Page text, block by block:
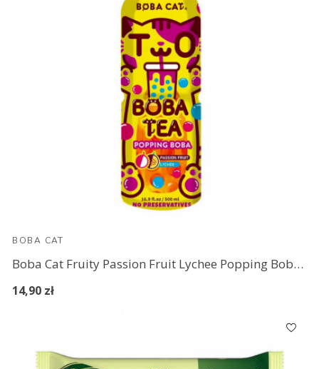
BOBA CAT
Boba Cat Fruity Passion Fruit Lychee Popping Boba Tea 500 ml
14,90 zł